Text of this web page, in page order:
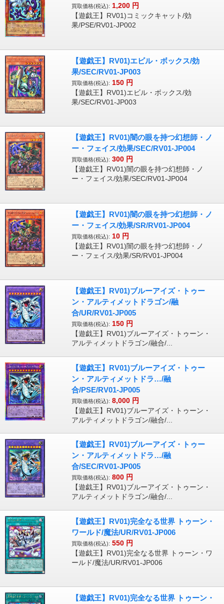
買取価格(税込): 1,200 円
【遊戯王】RV01)コミックキャット/効
果/PSE/RV01-JP002
【遊戯王】RV01)エビル・ボックス/効
果/SEC/RV01-JP003
買取価格(税込): 150 円
【遊戯王】RV01)エビル・ボックス/効
果/SEC/RV01-JP003
【遊戯王】RV01)闇の眼を持つ幻想師・ノ
ー・フェイス/効果/SEC/RV01-JP004
買取価格(税込): 300 円
【遊戯王】RV01)闇の眼を持つ幻想師・ノ
ー・フェイス/効果/SEC/RV01-JP004
【遊戯王】RV01)闇の眼を持つ幻想師・ノ
ー・フェイス/効果/SR/RV01-JP004
買取価格(税込): 10 円
【遊戯王】RV01)闇の眼を持つ幻想師・ノ
ー・フェイス/効果/SR/RV01-JP004
【遊戯王】RV01)ブルーアイズ・トゥー
ン・アルティメットドラゴン/融
合/UR/RV01-JP005
買取価格(税込): 150 円
【遊戯王】RV01)ブルーアイズ・トゥーン・
アルティメットドラゴン/融合/...
【遊戯王】RV01)ブルーアイズ・トゥー
ン・アルティメットドラ…/融
合/PSE/RV01-JP005
買取価格(税込): 8,000 円
【遊戯王】RV01)ブルーアイズ・トゥーン・
アルティメットドラゴン/融合/...
【遊戯王】RV01)ブルーアイズ・トゥー
ン・アルティメットドラ…/融
合/SEC/RV01-JP005
買取価格(税込): 800 円
【遊戯王】RV01)ブルーアイズ・トゥーン・
アルティメットドラゴン/融合/...
【遊戯王】RV01)完全なる世界 トゥーン・
ワールド/魔法/UR/RV01-JP006
買取価格(税込): 550 円
【遊戯王】RV01)完全なる世界 トゥーン・ワ
ールド/魔法/UR/RV01-JP006
【遊戯王】RV01)完全なる世界 トゥーン・